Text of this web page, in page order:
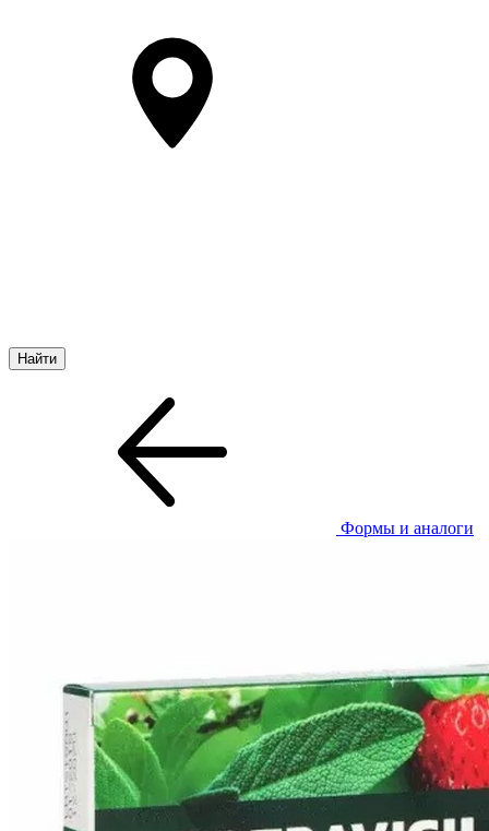
Формы и аналоги